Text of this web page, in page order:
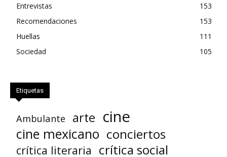
Entrevistas
153
Recomendaciones
153
Huellas
111
Sociedad
105
Etiquetas
Ambulante arte cine
cine mexicano conciertos
crítica literaria crítica social